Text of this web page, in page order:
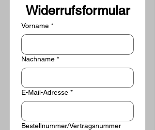
Widerrufsformular
Vorname *
Nachname *
E-Mail-Adresse *
Bestellnummer/Vertragsnummer